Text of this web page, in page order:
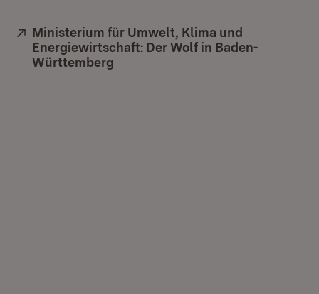
Extern:
Ministerium für Umwelt, Klima und
Energiewirtschaft: Der Wolf in Baden-
Württemberg